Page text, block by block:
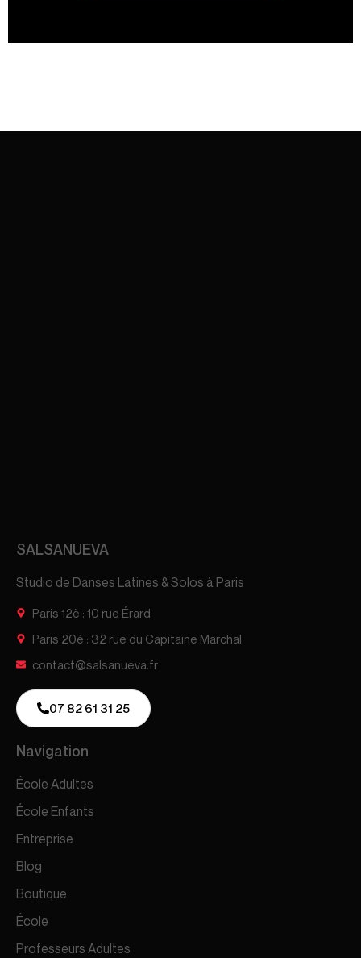
SALSANUEVA
Studio de Danses Latines & Solos à Paris
Paris 12è : 10 rue Érard
Paris 20è : 32 rue du Capitaine Marchal
contact@salsanueva.fr
07 82 61 31 25
Navigation
École Adultes
École Enfants
Entreprise
Blog
Boutique
École
Professeurs Adultes